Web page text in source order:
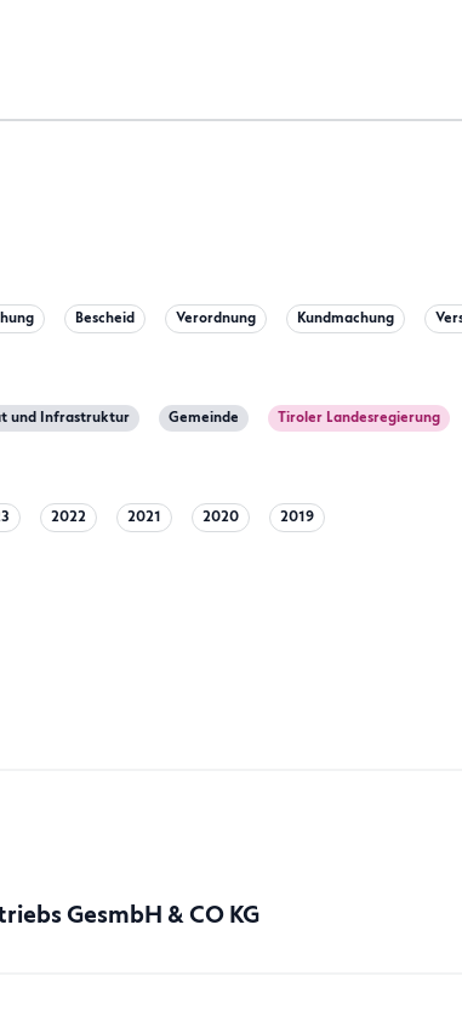
Bescheid Verordnung Kundmachung
und Infrastruktur Gemeinde Tiroler Landesregierung
2022 2021 2020 2019
GesmbH & CO KG